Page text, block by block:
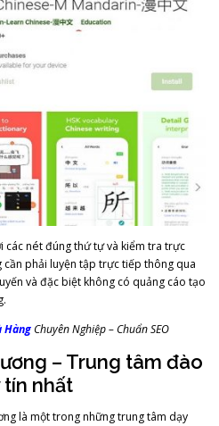
các nét đúng thứ tự và kiểm tra trực
phải luyện tập trực tiếp thông qua
và đặc biệt không có quảng cáo tạo
Hàng Chuyên Nghiệp – Chuẩn SEO
– Trung tâm đào
tín nhất
là một trong những trung tâm dạy